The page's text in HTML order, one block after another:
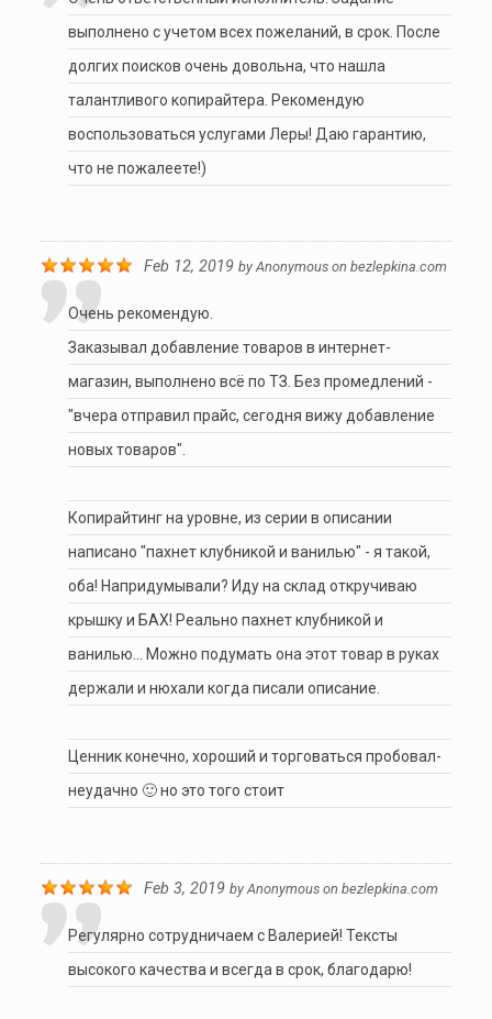
выполнено с учетом всех пожеланий, в срок. После
долгих поисков очень довольна, что нашла
талантливого копирайтера. Рекомендую
воспользоваться услугами Леры! Даю гарантию,
что не пожалеете!)
Feb 12, 2019 byAnonymouson bezlepkina.com
Очень рекомендую.
Заказывал добавление товаров в интернет-
магазин, выполнено всё по ТЗ. Без промедлений -
"вчера отправил прайс, сегодня вижу добавление
новых товаров".
Копирайтинг на уровне, из серии в описании
написано "пахнет клубникой и ванилью" - я такой,
оба! Напридумывали? Иду на склад откручиваю
крышку и БАХ! Реально пахнет клубникой и
ванилью… Можно подумать она этот товар в руках
держали и нюхали когда писали описание.
Ценник конечно, хороший и торговаться пробовал-
неудачно 🙂 но это того стоит
Feb 3, 2019 byAnonymouson bezlepkina.com
Регулярно сотрудничаем с Валерией! Тексты
высокого качества и всегда в срок, благодарю!